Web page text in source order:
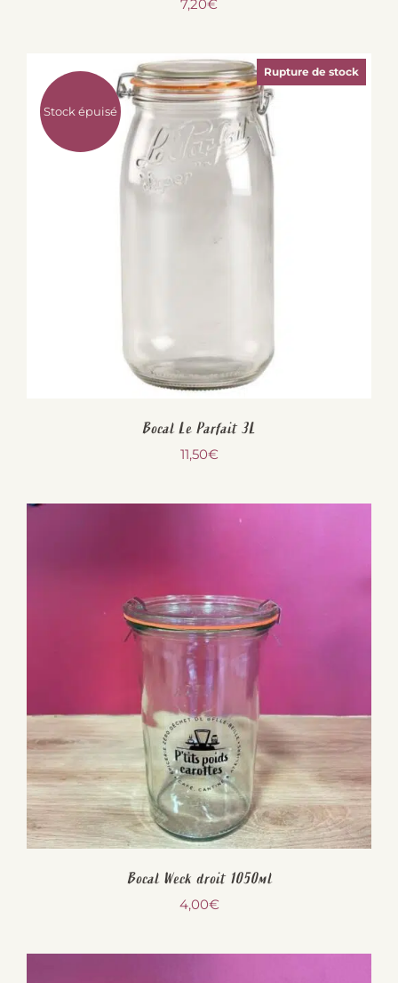
7,20€
Stock épuisé
Rupture de stock
Bocal Le Parfait 3L
11,50€
Bocal Weck droit 1050ml
4,00€